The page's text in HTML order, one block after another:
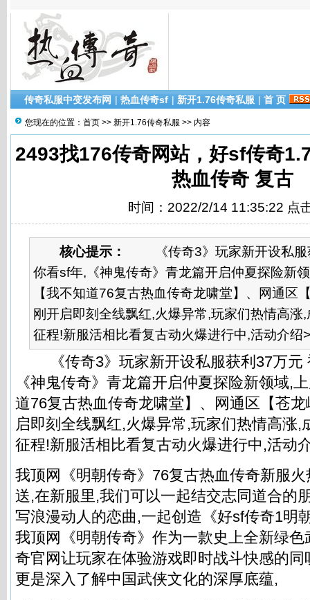
传奇私服中变发布网 | 热血传奇sf | 新开1.76传奇私服 | 首 页
您现在的位置： 首页 >> 新开1.76传奇私服 >> 内容
2493找176传奇网站，好sf传奇
热血传奇 复古
时间：2022/2/14 11:35:22 点
核心提示：
《传奇3》玩家新开设私服
你看sf年,《神鬼传奇》青龙篇开启仲夏探险新
【我不知道76复古热血传奇龙啸堂】、网通区
刚开启即刻全线飘红,火爆异常,玩家们热情高涨
征程!新服活相比看复古动火爆进行中,活动介绍
《传奇3》玩家新开设私服获利37万元
《神鬼传奇》青龙篇开启仲夏探险新领域,
道76复古热血传奇龙啸堂】、网通区【苍
启即刻全线飘红,火爆异常,玩家们热情高涨,
征程!新服活相比看复古动火爆进行中,活动
我顶网《明朝传奇》76复古热血传奇新服
送,在新服里,我们可以一起结交志同道合的
写浪漫动人的恋曲,一起创造《好sf传奇1明
我顶网《明朝传奇》作为一款史上全新绿
奇官网让玩家在体验游戏即时战斗快感的
更是深入了解中国武侠文化的深厚底蕴,